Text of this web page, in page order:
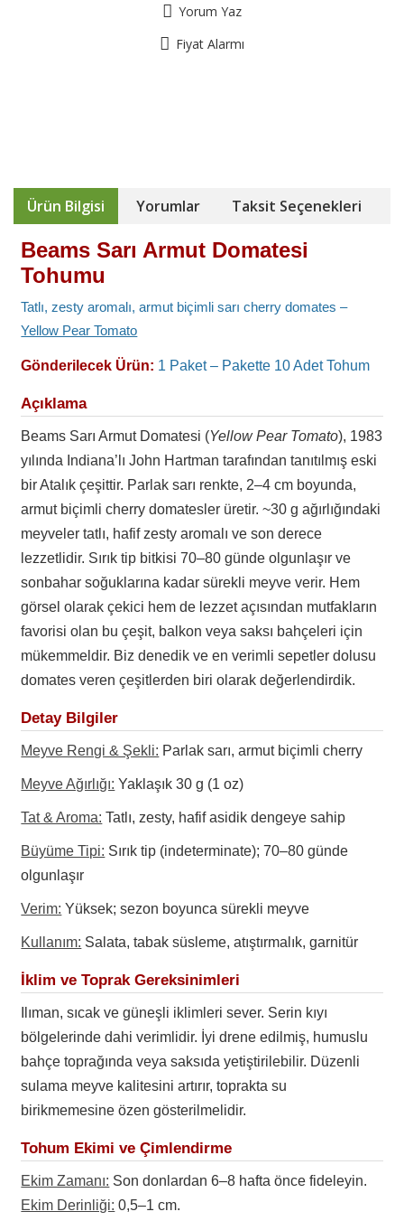
Yorum Yaz
Fiyat Alarmı
Ürün Bilgisi Yorumlar Taksit Seçenekleri
Beams Sarı Armut Domatesi
Tohumu
Tatlı, zesty aromalı, armut biçimli sarı cherry domates –
Yellow Pear Tomato
Gönderilecek Ürün: 1 Paket – Pakette 10 Adet Tohum
Açıklama
Beams Sarı Armut Domatesi (Yellow Pear Tomato), 1983
yılında Indiana’lı John Hartman tarafından tanıtılmış eski
bir Atalık çeşittir. Parlak sarı renkte, 2–4 cm boyunda,
armut biçimli cherry domatesler üretir. ~30 g ağırlığındaki
meyveler tatlı, hafif zesty aromalı ve son derece
lezzetlidir. Sırık tip bitkisi 70–80 günde olgunlaşır ve
sonbahar soğuklarına kadar sürekli meyve verir. Hem
görsel olarak çekici hem de lezzet açısından mutfakların
favorisi olan bu çeşit, balkon veya saksı bahçeleri için
mükemmeldir. Biz denedik ve en verimli sepetler dolusu
domates veren çeşitlerden biri olarak değerlendirdik.
Detay Bilgiler
Meyve Rengi & Şekli: Parlak sarı, armut biçimli cherry
Meyve Ağırlığı: Yaklaşık 30 g (1 oz)
Tat & Aroma: Tatlı, zesty, hafif asidik dengeye sahip
Büyüme Tipi: Sırık tip (indeterminate); 70–80 günde
olgunlaşır
Verim: Yüksek; sezon boyunca sürekli meyve
Kullanım: Salata, tabak süsleme, atıştırmalık, garnitür
İklim ve Toprak Gereksinimleri
Ilıman, sıcak ve güneşli iklimleri sever. Serin kıyı
bölgelerinde dahi verimlidir. İyi drene edilmiş, humuslu
bahçe toprağında veya saksıda yetiştirilebilir. Düzenli
sulama meyve kalitesini artırır, toprakta su
birikmemesine özen gösterilmelidir.
Tohum Ekimi ve Çimlendirme
Ekim Zamanı: Son donlardan 6–8 hafta önce fideleyin.
Ekim Derinliği: 0,5–1 cm.